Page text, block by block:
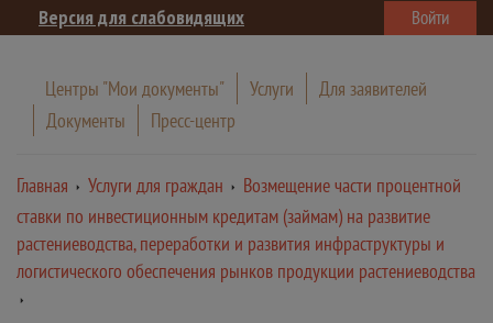
Версия для слабовидящих Войти
Центры "Мои документы" Услуги
Для заявителей
Документы
Пресс-центр
Главная Услуги для граждан
Возмещение части процентной
ставки по инвестиционным кредитам (займам) на развитие
растениеводства, переработки и развития инфраструктуры и
логистического обеспечения рынков продукции растениеводства